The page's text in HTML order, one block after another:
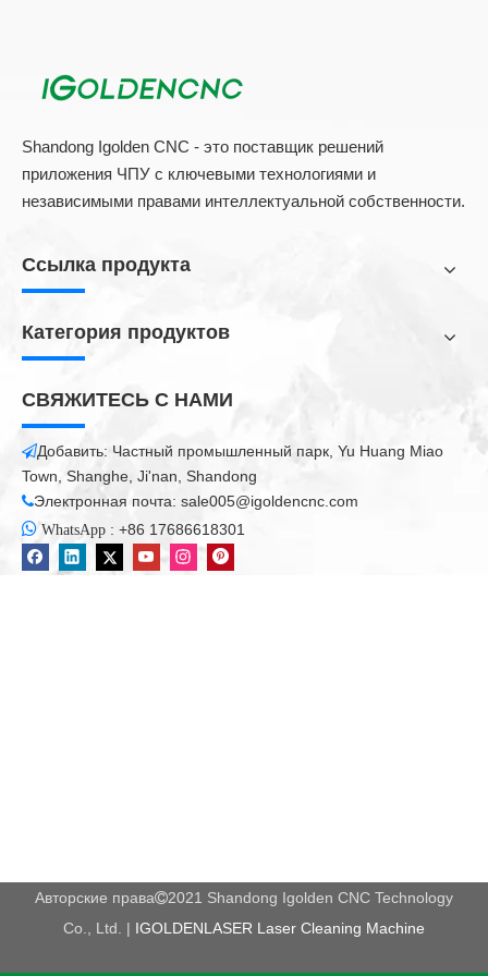
материала раствора
Дешевый шкаф для создания машины с ЧПУ для продажи
Общий маршрутизатор с ЧПУ с сбоями УВД
ATC CNC -маршрутизатор
Портативная машина для резки плазмы с ЧПУ Китай
CNC маршрутизатор ATC для деревянной двери MDF
Shandong Igolden CNC - это поставщик решений
приложения ЧПУ с ключевыми технологиями и
независимыми правами интеллектуальной собственности.
Ссылка продукта
Категория продуктов
СВЯЖИТЕСЬ С НАМИ
Добавить: Частный промышленный парк, Yu Huang Miao
Town, Shanghe, Ji'nan, Shandong
Электронная почта: sale005@igoldencnc.com
 WhatsApp : +86 17686618301
Авторские права2021 Shandong Igolden CNC Technology
Co., Ltd. | IGOLDENLASER Laser Cleaning Machine